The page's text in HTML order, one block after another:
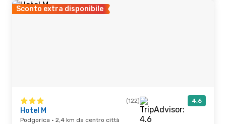
Sconto extra disponibile
(122) 4,6
Hotel M
Podgorica · 2,4 km da centro città